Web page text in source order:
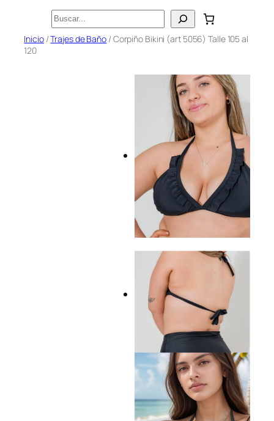
contenido
Buscar
Inicio/Trajes de Baño / Corpiño Bikini (art 5056) Talle 105 al
120